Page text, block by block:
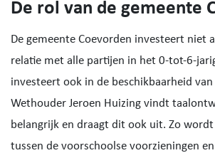
De rol van de gemeente
De gemeente Coevorden investeert niet
relatie met alle partijen in het 0-tot-6-
investeert ook in de beschikbaarheid
Wethouder Jeroen Huizing vindt
belangrijk en draagt dit ook uit. Zo
tussen de voorschoolse voorzieningen